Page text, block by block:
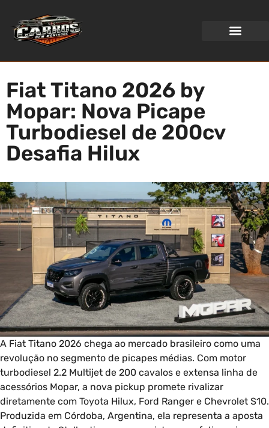
Fiat Titano 2026 by
Mopar: Nova Picape
Turbodiesel de 200cv
Desafia Hilux
A Fiat Titano 2026 chega ao mercado brasileiro como uma
revolução no segmento de picapes médias. Com motor
turbodiesel 2.2 Multijet de 200 cavalos e extensa linha de
acessórios Mopar, a nova pickup promete rivalizar
diretamente com Toyota Hilux, Ford Ranger e Chevrolet S10.
Produzida em Córdoba, Argentina, ela representa a aposta